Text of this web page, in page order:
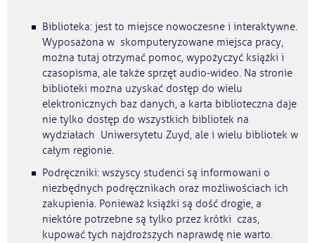
Biblioteka: jest to miejsce nowoczesne i interaktywne.
Wyposażona w skomputeryzowane miejsca pracy,
można tutaj otrzymać pomoc, wypożyczyć książki i
czasopisma, ale także sprzęt audio-wideo. Na stronie
biblioteki można uzyskać dostęp do wielu
elektronicznych baz danych, a karta biblioteczna daje
nie tylko dostęp do wszystkich bibliotek na
wydziałach Uniwersytetu Zuyd, ale i wielu bibliotek w
całym regionie.
Podręczniki: wszyscy studenci są informowani o
niezbędnych podręcznikach oraz możliwościach ich
zakupienia. Ponieważ książki są dość drogie, a
niektóre potrzebne są tylko przez krótki czas,
kupować tych najdroższych naprawdę nie warto.